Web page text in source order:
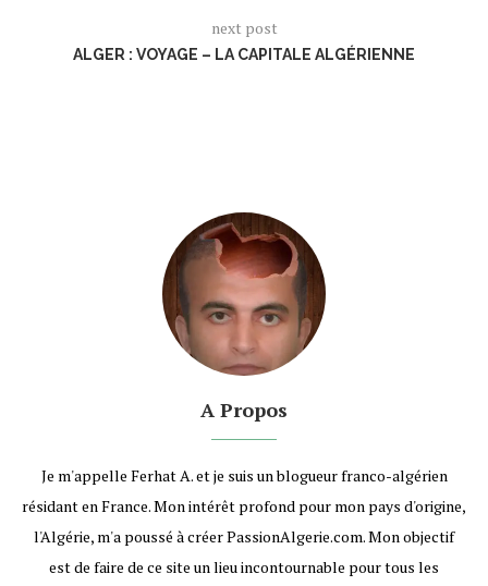
next post
ALGER : VOYAGE – LA CAPITALE ALGÉRIENNE
A Propos
Je m'appelle Ferhat A. et je suis un blogueur franco-algérien
résidant en France. Mon intérêt profond pour mon pays d'origine,
l'Algérie, m'a poussé à créer PassionAlgerie.com. Mon objectif
est de faire de ce site un lieu incontournable pour tous les